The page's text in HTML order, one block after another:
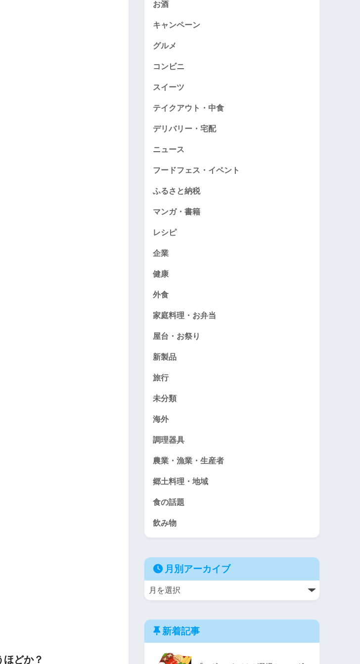
どか？
お酒
キャンペーン
グルメ
コンビニ
スイーツ
テイクアウト・中食
デリバリー・宅配
ニュース
フードフェス・イベント
ふるさと納税
マンガ・書籍
レシピ
企業
健康
外食
家庭料理・お弁当
屋台・お祭り
新製品
旅行
未分類
海外
調理器具
農業・漁業・生産者
郷土料理・地域
食の話題
飲み物
月別アーカイブ
新着記事